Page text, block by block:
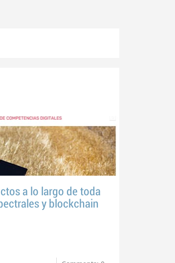
a lo largo de toda
y blockchain